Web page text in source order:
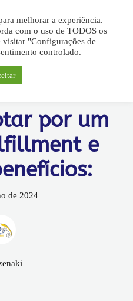
por um
e
de 2024
melhorar a experiência.
com o uso de TODOS os
"Configurações de
controlado.